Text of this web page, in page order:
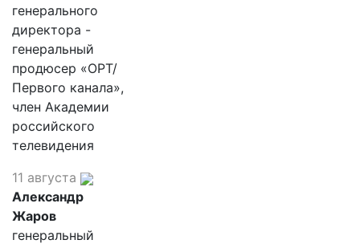
генерального
директора -
генеральный
продюсер «ОРТ/
Первого канала»,
член Академии
российского
телевидения
11 августа
Александр
Жаров
генеральный